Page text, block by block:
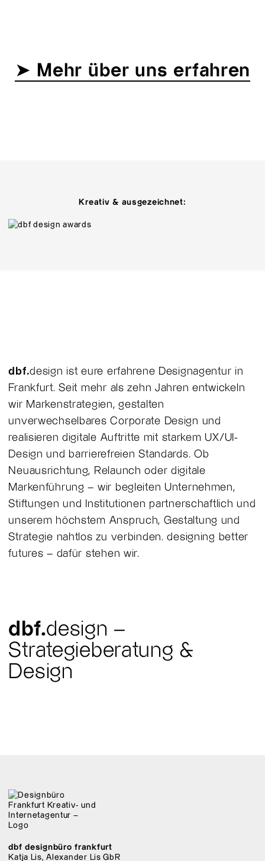
➤ Mehr über uns erfahren
Kreativ & ausgezeichnet:
dbf.design ist eure erfahrene Designagentur in
Frankfurt. Seit mehr als zehn Jahren entwickeln
wir Markenstrategien, gestalten
unverwechselbares Corporate Design und
realisieren digitale Auftritte mit starkem UX/UI-
Design und barrierefreien Standards. Ob
Neuausrichtung, Relaunch oder digitale
Markenführung – wir begleiten Unternehmen,
Stiftungen und Institutionen partnerschaftlich und
unserem höchstem Anspruch, Gestaltung und
Strategie nahtlos zu verbinden. designing better
futures – dafür stehen wir.
dbf.design –
Strategieberatung &
Design
dbf designbüro frankfurt
Katja Lis, Alexander Lis GbR